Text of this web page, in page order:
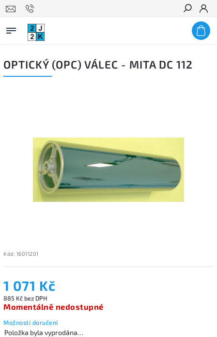
Hledat
OPTICKÝ (OPC) VÁLEC - MITA DC 112
Kód: 16011201
1 071 Kč
885 Kč bez DPH
Momentálně nedostupné
Možnosti doručení
Položka byla vyprodána…